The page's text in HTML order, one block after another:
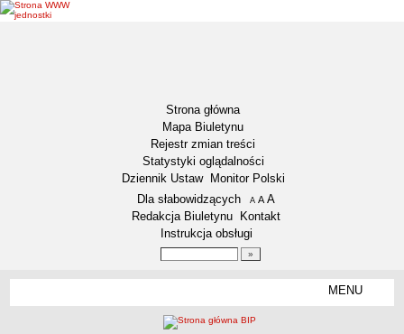
Strona główna
Mapa Biuletynu
Rejestr zmian treści
Statystyki oglądalności
Dziennik Ustaw
Monitor Polski
Menu dodatkowe
Dla słabowidzących A pomniejsz czcionkę
A standardowy rozmiar czcionki
A
Redakcja Biuletynu
Kontakt
Instrukcja obsługi
MENU